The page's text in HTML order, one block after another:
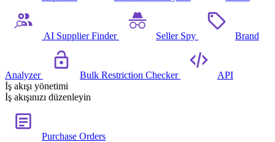
AI Supplier Finder Seller Spy Brand
Analyzer Bulk Restriction Checker
API
İş akışı yönetimi
İş akışınızı düzenleyin
Purchase Orders